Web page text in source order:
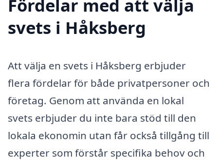
Fördelar med att välja
svets i Håksberg
Att välja en svets i Håksberg erbjuder
flera fördelar för både privatpersoner och
företag. Genom att använda en lokal
svets erbjuder du inte bara stöd till den
lokala ekonomin utan får också tillgång till
experter som förstår specifika behov och